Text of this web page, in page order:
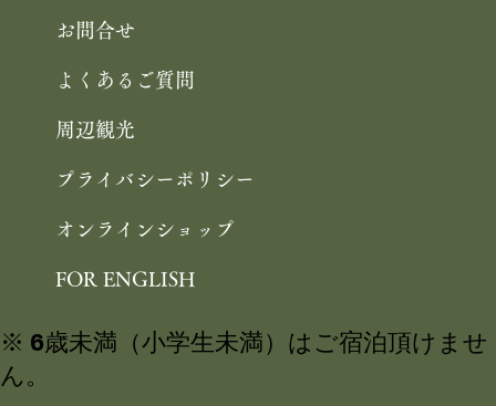
お問合せ
よくあるご質問
周辺観光
プライバシーポリシー
オンラインショップ
FOR ENGLISH
※ 6歳未満（小学生未満）はご宿泊頂けませ
ん。